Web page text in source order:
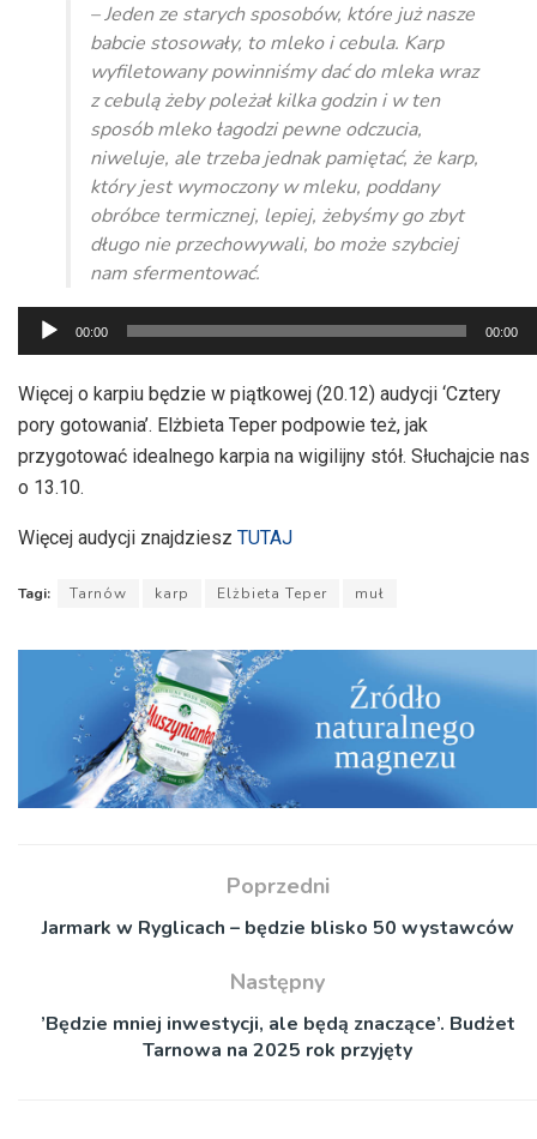
– Jeden ze starych sposobów, które już nasze
babcie stosowały, to mleko i cebula. Karp
wyfiletowany powinniśmy dać do mleka wraz
z cebulą żeby poleżał kilka godzin i w ten
sposób mleko łagodzi pewne odczucia,
niweluje, ale trzeba jednak pamiętać, że karp,
który jest wymoczony w mleku, poddany
obróbce termicznej, lepiej, żebyśmy go zbyt
długo nie przechowywali, bo może szybciej
nam sfermentować.
Odtwarzacz
plików
dźwiękowych
00:00 00:00
Więcej o karpiu będzie w piątkowej (20.12) audycji ‘Cztery
pory gotowania’. Elżbieta Teper podpowie też, jak
przygotować idealnego karpia na wigilijny stół. Słuchajcie nas
o 13.10.
Więcej audycji znajdziesz TUTAJ
Tagi: Tarnów karp Elżbieta Teper muł
Poprzedni
Jarmark w Ryglicach – będzie blisko 50 wystawców
Następny
’Będzie mniej inwestycji, ale będą znaczące’. Budżet
Tarnowa na 2025 rok przyjęty